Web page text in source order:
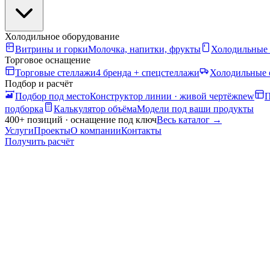
Холодильное оборудование
Витрины и горкиМолочка, напитки, фрукты
Торговое оснащение
Торговые стеллажи4 бренда + спецстеллажи Холодильные
Подбор и расчёт
Подбор под местоКонструктор линии · живой чертёжnew
подборка
Калькулятор объёмаМодели под ваши продукты
400+ позиций · оснащение под ключВесь каталог →
УслугиПроектыО компанииКонтакты
Получить расчёт